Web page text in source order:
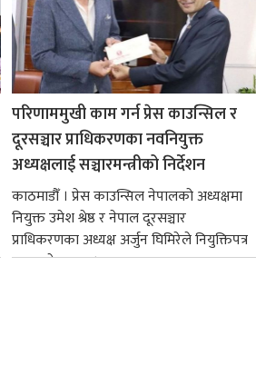
परिणाममुखी काम गर्न प्रेस काउन्सिल र
दूरसञ्चार प्राधिकरणका नवनियुक्त
अध्यक्षलाई सञ्चारमन्त्रीको निर्देशन
काठमाडौँ । प्रेस काउन्सिल नेपालको अध्यक्षमा
नियुक्त उमेश श्रेष्ठ र नेपाल दूरसञ्चार
प्राधिकरणका अध्यक्ष अर्जुन घिमिरेले नियुक्तिपत्र
ग्रहण गरेका छन्।...